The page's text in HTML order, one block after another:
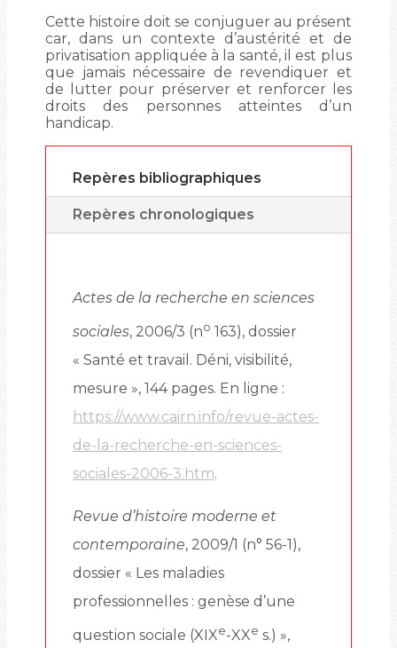
Cette histoire doit se conjuguer au présent
car, dans un contexte d’austérité et de
privatisation appliquée à la santé, il est plus
que jamais nécessaire de revendiquer et
de lutter pour préserver et renforcer les
droits des personnes atteintes d’un
handicap.
Repères bibliographiques
Repères chronologiques
Actes de la recherche en sciences
sociales, 2006/3 (no 163), dossier
« Santé et travail. Déni, visibilité,
mesure », 144 pages. En ligne :
https://www.cairn.info/revue-actes-
de-la-recherche-en-sciences-
sociales-2006-3.htm.
Revue d’histoire moderne et
contemporaine, 2009/1 (n° 56-1),
dossier « Les maladies
professionnelles : genèse d’une
question sociale (XIXe-XXe s.) »,